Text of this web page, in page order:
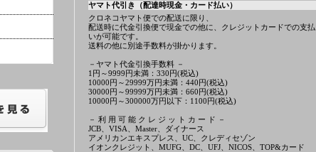
ヤマト代引き（配達時現金・カード払い）
クロネコヤマト便での配送に限り、
配送時に代金引換便で現金での他に、クレジットカードでの支払
いが可能です。
送料の他に別途手数料が掛かります。
－ヤマト代金引換手数料 －
1円～9999円未満：330円(税込)
10000円～29999万円未満：440円(税込)
30000円～99999万円未満：660円(税込)
10000円～300000万円以下：1100円(税込)
－ 利 用 可 能 ク レ ジ ッ ト カ ー ド －
JCB、VISA、Master、ダイナース
アメリカンエキスプレス、UC、クレディセゾン
イオンクレジット、MUFG、DC、UFJ、NICOS、TOP&カード